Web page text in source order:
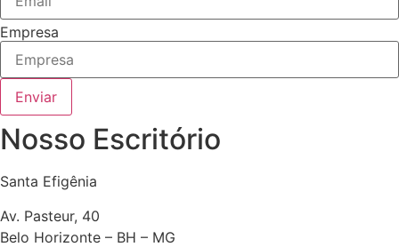
Empresa
Enviar
Nosso Escritório
Santa Efigênia
Av. Pasteur, 40
Belo Horizonte – BH – MG